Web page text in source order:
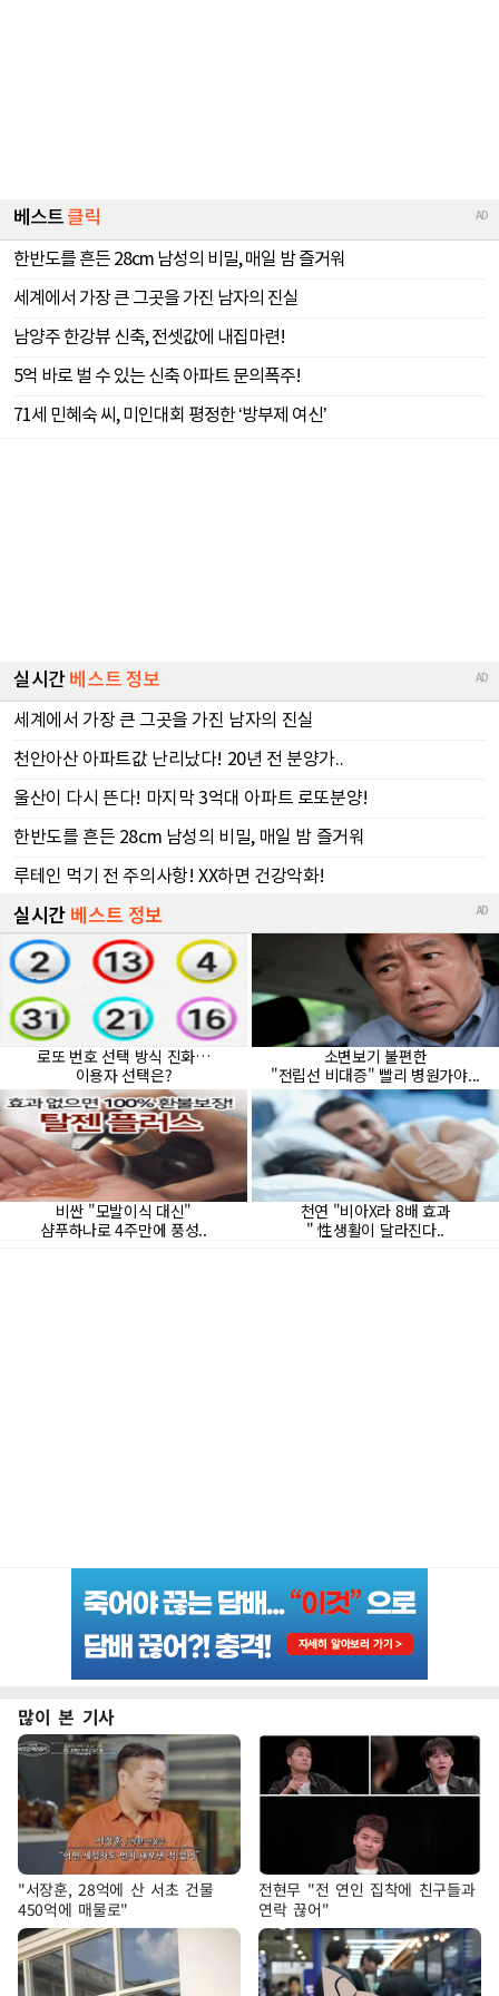
많이 본 기사
"서장훈, 28억에 산 서초 건물
450억에 매물로"
전현무 "전 연인 집착에 친구들과
연락 끊어"